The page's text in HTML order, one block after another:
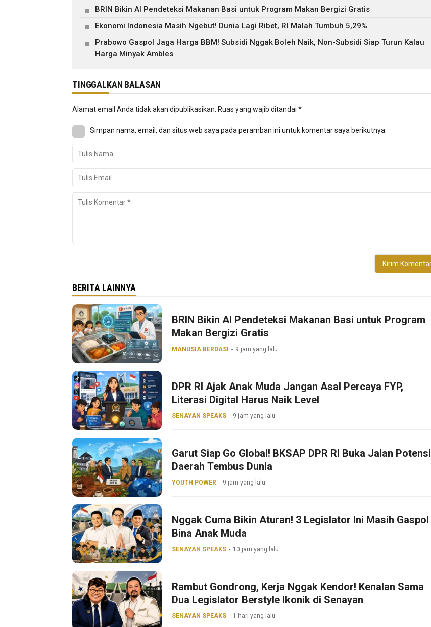
BRIN Bikin AI Pendeteksi Makanan Basi untuk Program Makan Bergizi Gratis
Ekonomi Indonesia Masih Ngebut! Dunia Lagi Ribet, RI Malah Tumbuh 5,29%
Prabowo Gaspol Jaga Harga BBM! Subsidi Nggak Boleh Naik, Non-Subsidi Siap Turun Kalau
Harga Minyak Ambles
TINGGALKAN BALASAN
Alamat email Anda tidak akan dipublikasikan. Ruas yang wajib ditandai *
Simpan nama, email, dan situs web saya pada peramban ini untuk komentar saya berikutnya.
BERITA LAINNYA
BRIN Bikin AI Pendeteksi Makanan Basi untuk Program
Makan Bergizi Gratis
MANUSIA BERDASI 9 jam yang lalu
DPR RI Ajak Anak Muda Jangan Asal Percaya FYP,
Literasi Digital Harus Naik Level
SENAYAN SPEAKS 9 jam yang lalu
Garut Siap Go Global! BKSAP DPR RI Buka Jalan Potensi
Daerah Tembus Dunia
YOUTH POWER 9 jam yang lalu
Nggak Cuma Bikin Aturan! 3 Legislator Ini Masih Gaspol
Bina Anak Muda
SENAYAN SPEAKS 10 jam yang lalu
Rambut Gondrong, Kerja Nggak Kendor! Kenalan Sama
Dua Legislator Berstyle Ikonik di Senayan
SENAYAN SPEAKS 1 hari yang lalu